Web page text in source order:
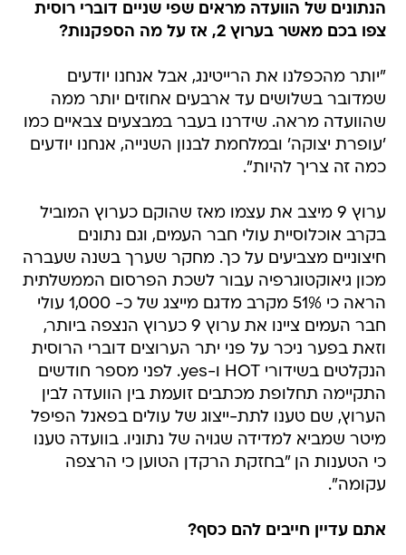
הנתונים של הוועדה מראים שפי שניים דוברי רוסית
צפו בכם מאשר בערוץ 2, אז על מה הספקנות?
"יותר מהכפלנו את הרייטינג, אבל אנחנו יודעים
שמדובר בשלושים עד ארבעים אחוזים יותר ממה
שהוועדה מראה. שידרנו בעבר במבצעים צבאיים כמו
'עופרת יצוקה' ובמלחמת לבנון השנייה, אנחנו יודעים
כמה זה צריך להיות".
ערוץ 9 מיצב את עצמו מאז שהוקם כערוץ המוביל
בקרב אוכלוסיית עולי חבר העמים, וגם נתונים
חיצוניים מצביעים על כך. מחקר שערך בשנה שעברה
מכון גיאוקטוגרפיה עבור לשכת הפרסום הממשלתית
הראה כי 51% מקרב מדגם מייצג של כ- 1,000 עולי
חבר העמים ציינו את ערוץ 9 כערוץ הנצפה ביותר,
וזאת בפער ניכר על פני יתר הערוצים דוברי הרוסית
הנקלטים בשידורי HOT ו-yes. לפני מספר חודשים
התקיימה תחלופת מכתבים זועמת בין הוועדה לבין
הערוץ, שם טענו לתת-ייצוג של עולים בפאנל הפיפל
מיטר שמביא למדידה שגויה של נתוניו. בוועדה טענו
כי הטענות הן "בחזקת הרקדן הטוען כי הרצפה
עקומה".
אתם עדיין חייבים להם כסף?